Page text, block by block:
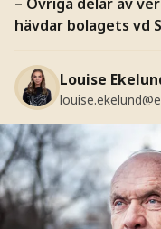
hävdar bolagets vd
Louise